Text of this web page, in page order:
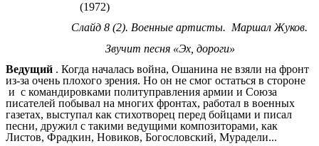
(1972)
Слайд 8 (2). Военные артисты. Маршал Жуков.
Звучит песня «Эх, дороги»
Ведущий . Когда началась война, Ошанина не взяли на фронт
из-за очень плохого зрения. Но он не смог остаться в стороне
и с командировками политуправления армии и Союза
писателей побывал на многих фронтах, работал в военных
газетах, выступал как стихотворец перед бойцами и писал
песни, дружил с такими ведущими композиторами, как
Листов, Фрадкин, Новиков, Богословский, Мурадели...